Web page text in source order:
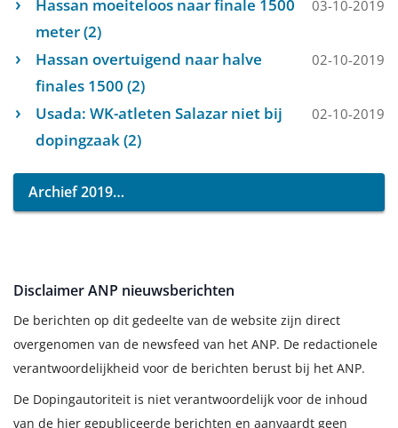
Hassan moeiteloos naar finale 1500
meter (2)
03-10-2019
Hassan overtuigend naar halve
finales 1500 (2)
02-10-2019
Usada: WK-atleten Salazar niet bij
dopingzaak (2)
02-10-2019
Archief 2019
Disclaimer ANP nieuwsberichten
De berichten op dit gedeelte van de website zijn direct
overgenomen van de newsfeed van het ANP. De redactionele
verantwoordelijkheid voor de berichten berust bij het ANP.
De Dopingautoriteit is niet verantwoordelijk voor de inhoud
van de hier gepubliceerde berichten en aanvaardt geen